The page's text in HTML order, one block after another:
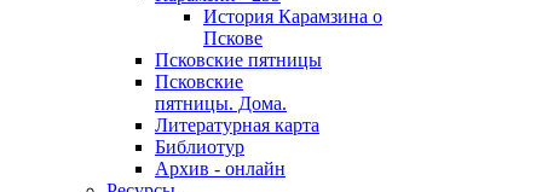
История Карамзина о
Пскове
Псковские пятницы
Псковские
пятницы. Дома.
Литературная карта
Библиотур
Архив - онлайн